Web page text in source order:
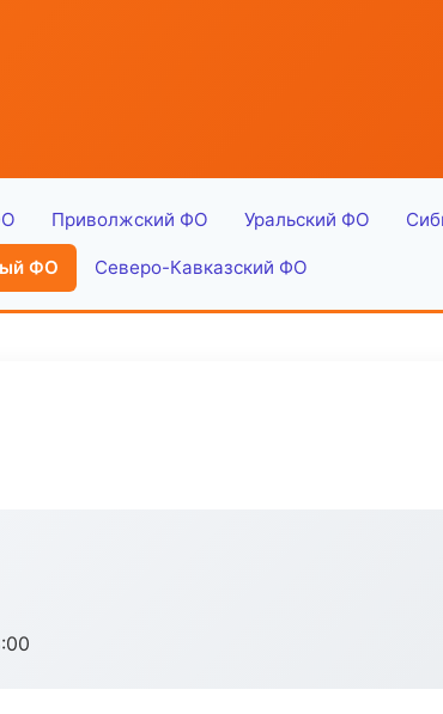
Приволжский ФО Уральский ФО
ФО Северо-Кавказский ФО